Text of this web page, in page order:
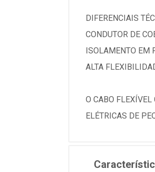
DIFERENCIAIS
CONDUTOR DE
ISOLAMENTO EM
ALTA
O CABO
ELÉTRICAS DE